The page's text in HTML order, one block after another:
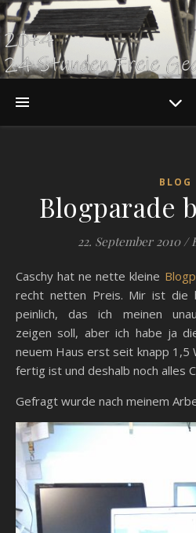
BLOG
Blogparade
22. September 2010 /
Caschy hat ne nette kleine
recht netten Preis. Mir ist die
peinlich, das ich meinen
zeigen soll, aber ich habe ja
neuem Haus erst seit knapp 1,5
fertig ist und deshalb noch alles
Gefragt wurde nach meinem